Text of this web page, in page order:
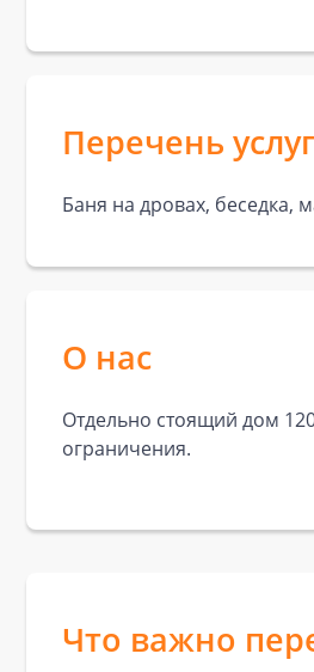
Перечень услуг
Баня на дровах, беседка,
О нас
Отдельно стоящий дом
ограничения.
Что важно